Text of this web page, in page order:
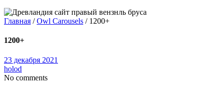
Главная /Owl Carousels / 1200+
1200+
23 декабря 2021
holod
No comments